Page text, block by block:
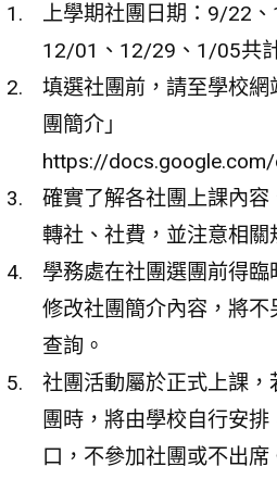
上學期社團日期：9/22
12/01、12/29、1/05共
填選社團前，請至學校
團簡介」
https://
確實了解各社團上課內
轉社、社費，並注意相關
學務處在社團選團前得
修改社團簡介內容，將
查詢。
社團活動屬於正式上課
團時，將由學校自行安
口，不參加社團或不出席